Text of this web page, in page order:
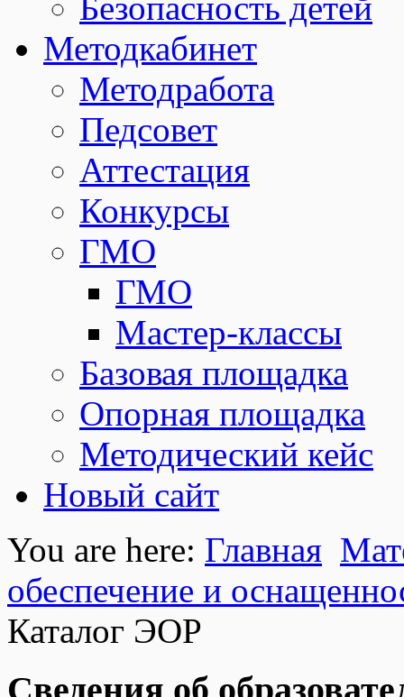
Методкабинет
Методработа
Педсовет
Аттестация
Конкурсы
ГМО
ГМО
Мастер-классы
Базовая площадка
Опорная площадка
Методический кейс
Новый сайт
You are here: Главная
обеспечение и
Каталог ЭОР